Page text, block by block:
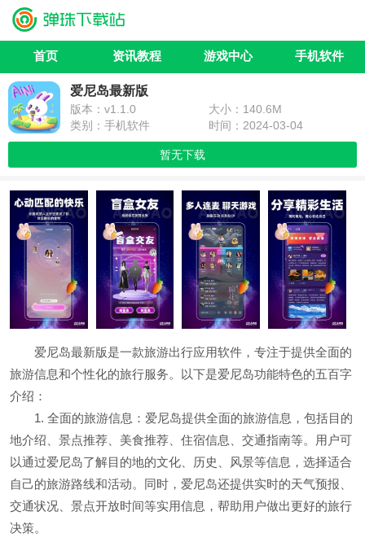
首页 资讯教程 游戏中心 手机软件
爱尼岛最新版
版本：v1.1.0
大小：140.6M
类别：手机软件
时间：2024-03-04
暂无下载
爱尼岛最新版是一款旅游出行应用软件，专注于提供全面的
旅游信息和个性化的旅行服务。以下是爱尼岛功能特色的五百字
介绍：
1. 全面的旅游信息：爱尼岛提供全面的旅游信息，包括目的
地介绍、景点推荐、美食推荐、住宿信息、交通指南等。用户可
以通过爱尼岛了解目的地的文化、历史、风景等信息，选择适合
自己的旅游路线和活动。同时，爱尼岛还提供实时的天气预报、
交通状况、景点开放时间等实用信息，帮助用户做出更好的旅行
决策。